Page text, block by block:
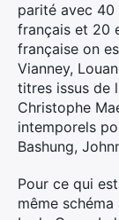
parité avec 40
français et 20
française on
Vianney,
titres issus de
Christophe
intemporels
Bashung,
Pour ce qui
même